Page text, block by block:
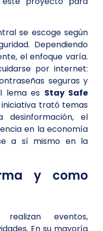
se escoge según
Dependiendo
el enfoque varía.
por internet:
seguras y
lema es Stay Safe
iniciativa trató temas
desinformación, el
en la economía
a sí mismo en la
y como
eventos,